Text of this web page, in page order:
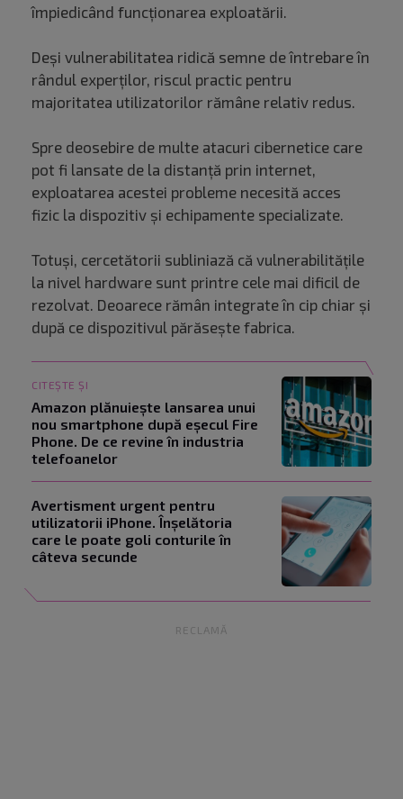
împiedicând funcționarea exploatării.
Deși vulnerabilitatea ridică semne de întrebare în
rândul experților, riscul practic pentru
majoritatea utilizatorilor rămâne relativ redus.
Spre deosebire de multe atacuri cibernetice care
pot fi lansate de la distanță prin internet,
exploatarea acestei probleme necesită acces
fizic la dispozitiv și echipamente specializate.
Totuși, cercetătorii subliniază că vulnerabilitățile
la nivel hardware sunt printre cele mai dificil de
rezolvat. Deoarece rămân integrate în cip chiar și
după ce dispozitivul părăsește fabrica.
CITEȘTE ȘI
Amazon plănuiește lansarea unui
nou smartphone după eșecul Fire
Phone. De ce revine în industria
telefoanelor
Avertisment urgent pentru
utilizatorii iPhone. Înșelătoria
care le poate goli conturile în
câteva secunde
RECLAMĂ